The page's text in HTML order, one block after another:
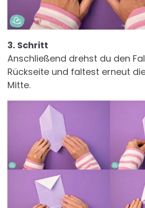
3. Schritt
Anschließend drehst du den
Rückseite und faltest erneut
Mitte.